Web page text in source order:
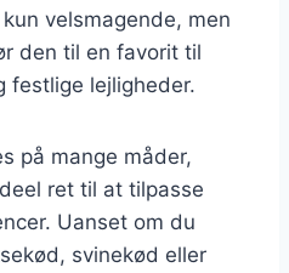
velsmagende, men
den til en favorit til
festlige lejligheder.
på mange måder,
ret til at tilpasse
Uanset om du
svinekød eller